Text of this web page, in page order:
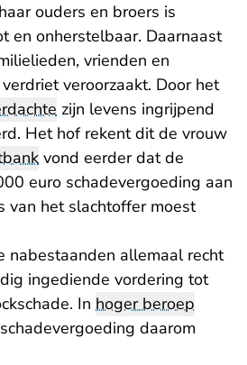
ouders en broers is
en onherstelbaar. Daarnaast
vrienden en
veroorzaakt. Door het
zijn levens ingrijpend
Het hof rekent dit de vrouw
vond eerder dat de
euro schadevergoeding aan
van het slachtoffer moest
nabestaanden allemaal recht
ingediende vordering tot
In hoger beroep
daarom